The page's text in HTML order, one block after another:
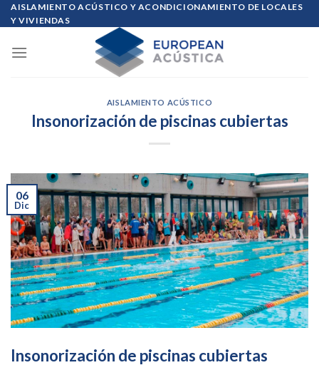
Skip
to
AISLAMIENTO ACÚSTICO Y ACONDICIONAMIENTO DE LOCALES
Y VIVIENDAS
AISLAMIENTO ACÚSTICO
Insonorización de piscinas cubiertas
06
Dic
Insonorización de piscinas cubiertas